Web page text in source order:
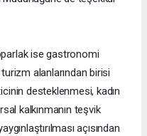
ise gastronomi
alanlarından birisi
desteklenmesi, kadın
kalkınmanın teşvik
açısından